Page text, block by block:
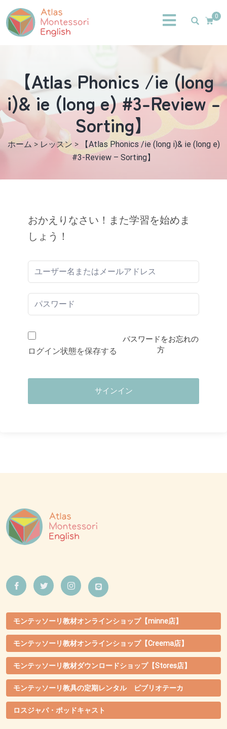
0
【Atlas Phonics /ie (long
i)& ie (long e) #3-Review –
Sorting】
ホーム > レッスン >
【Atlas Phonics /ie (long i)& ie (long e)
#3-Review – Sorting】
おかえりなさい！また学習を始めま
しょう！
ログイン状態を保存する
パスワードをお忘れの
方
サインイン
モンテッソーリ教材オンラインショップ【minne店】
モンテッソーリ教材オンラインショップ【Creema店】
モンテッソーリ教材ダウンロードショップ【Stores店】
モンテッソーリ教具の定期レンタル ビブリオテーカ
ロスジャパ・ポッドキャスト